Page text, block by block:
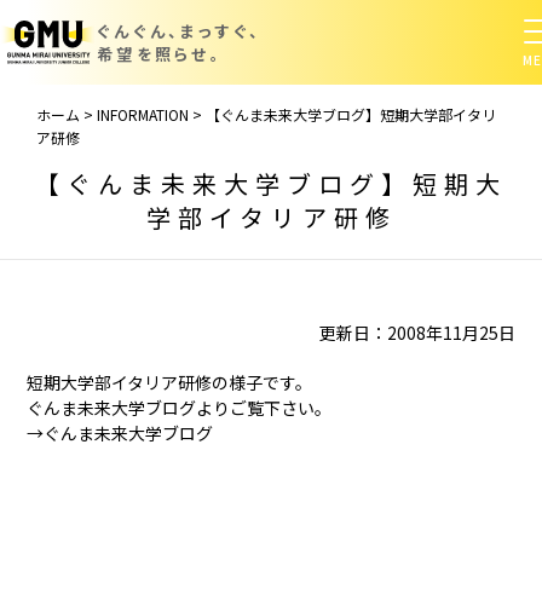
ぐんぐん、まっすぐ、
希望を照らせ。
ホーム > INFORMATION >
【ぐんま未来大学ブログ】短期大学部イタリ
ア研修
【ぐんま未来大学ブログ】短期大
学部イタリア研修
更新日：2008年11月25日
短期大学部イタリア研修の様子です。
ぐんま未来大学ブログよりご覧下さい。
→ぐんま未来大学ブログ